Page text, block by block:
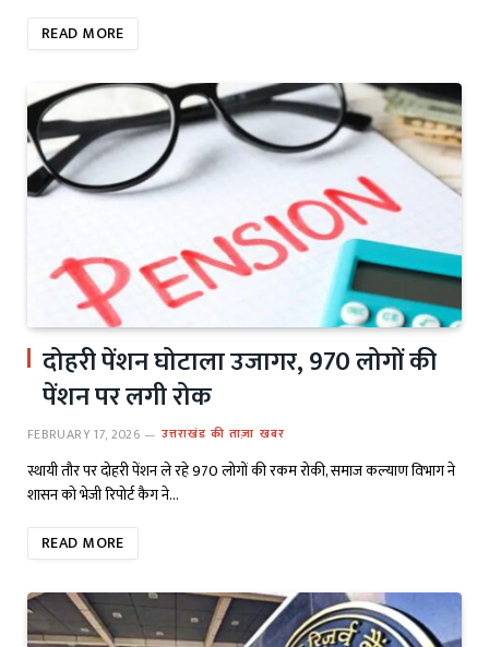
READ MORE
दोहरी पेंशन घोटाला उजागर, 970 लोगों की
पेंशन पर लगी रोक
FEBRUARY 17, 2026 उत्तराखंड की ताज़ा खबर
स्थायी तौर पर दोहरी पेंशन ले रहे 970 लोगों की रकम रोकी, समाज कल्याण विभाग ने
शासन को भेजी रिपोर्ट कैग ने…
READ MORE